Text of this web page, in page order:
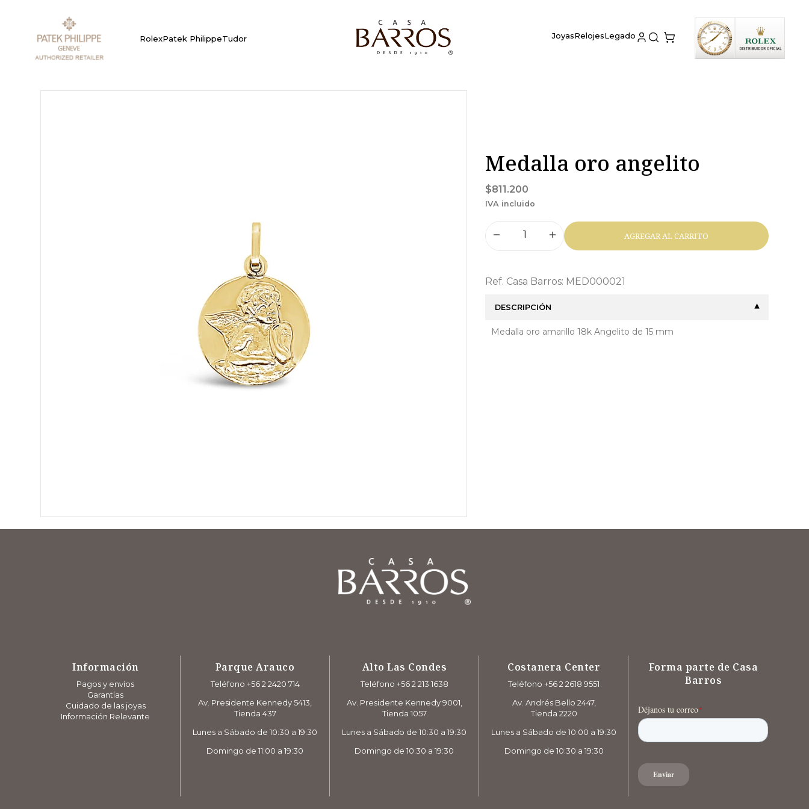
RolexPatek PhilippeTudor JoyasRelojesLegado
Medalla oro angelito
$811.200
IVA incluido
AGREGAR AL CARRITO
Ref. Casa Barros: MED000021
DESCRIPCIÓN
Medalla oro amarillo 18k Angelito de 15 mm
Información
Pagos y envíos
Garantías
Cuidado de las joyas
Información Relevante
Parque Arauco
Teléfono +56 2 2420 714
Av. Presidente Kennedy 5413,
Tienda 437
Lunes a Sábado de 10:30 a 19:30
Domingo de 11:00 a 19:30
Alto Las Condes
Teléfono +56 2 213 1638
Av. Presidente Kennedy 9001,
Tienda 1057
Lunes a Sábado de 10:30 a 19:30
Domingo de 10:30 a 19:30
Costanera Center
Teléfono +56 2 2618 9551
Av. Andrés Bello 2447,
Tienda 2220
Lunes a Sábado de 10:00 a 19:30
Domingo de 10:30 a 19:30
Forma parte de Casa
Barros